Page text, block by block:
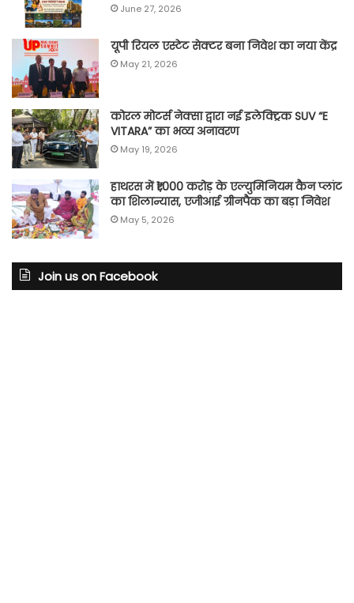
June 27, 2026
यूपी रियल एस्टेट सेक्टर बना निवेश का नया केंद्र
May 21, 2026
कोरल मोटर्स नेक्सा द्वारा नई इलेक्ट्रिक SUV “E
VITARA” का भव्य अनावरण
May 19, 2026
हाथरस में ₹1,000 करोड़ के एल्युमिनियम कैन प्लांट
का शिलान्यास, एजीआई ग्रीनपैक का बड़ा निवेश
May 5, 2026
Join us on Facebook